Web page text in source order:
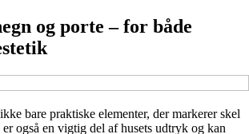
og porte – for både
bare praktiske elementer, der markerer skel
også en vigtig del af husets udtryk og kan